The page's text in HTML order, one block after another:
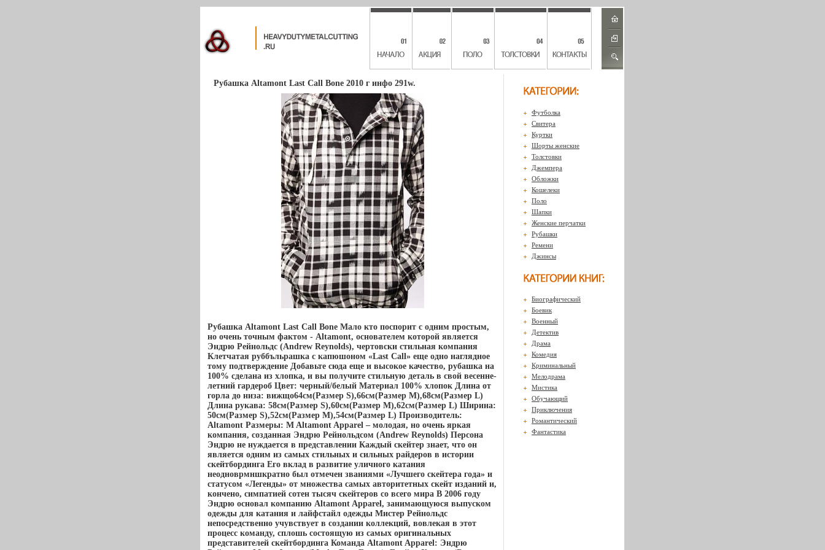
Рубашка Altamont Last Call Bone 2010 г инфо 291w.
Рубашка Altamont Last Call Bone Мало кто поспорит с одним простым,
но очень точным фактом - Altamont, основателем которой является
Эндрю Рейнольдс (Andrew Reynolds), чертовски стильная компания
Клетчатая руббъльрашка с капюшоном «Last Call» еще одно наглядное
тому подтверждение Добавьте сюда еще и высокое качество, рубашка на
100% сделана из хлопка, и вы получите стильную деталь в свой весенне-
летний гардероб Цвет: черный/белый Материал 100% хлопок Длина от
горла до низа: вижщо64см(Размер S),66см(Размер M),68см(Размер L)
Длина рукава: 58см(Размер S),60см(Размер M),62см(Размер L) Ширина:
50см(Размер S),52см(Размер M),54см(Размер L) Производитель:
Altamont Размеры: M Altamont Apparel – молодая, но очень яркая
компания, созданная Эндрю Рейнольдсом (Andrew Reynolds) Персона
Эндрю не нуждается в представлении Каждый скейтер знает, что он
является одним из самых стильных и сильных райдеров в истории
скейтбординга Его вклад в развитие уличного катания
неодноврмншкратно был отмечен званиями «Лучшего скейтера года» и
статусом «Легенды» от множества самых авторитетных скейт изданий и,
кончено, симпатией сотен тысяч скейтеров со всего мира В 2006 году
Эндрю основал компанию Altamont Apparel, занимающуюся выпуском
одежды для катания и лайфстайл одежды Мистер Рейнольдс
непосредственно учувствует в создании коллекций, вовлекая в этот
процесс команду, сплошь состоящую из самых оригинальных
представителей скейтбординга Команда Altamont Apparel: Эндрю
Футболка
Свитера
Куртки
Шорты женские
Толстовки
Джемпера
Обложки
Кошелеки
Поло
Шапки
Женские перчатки
Рубашки
Ремени
Джинсы
Биографический
Боевик
Военный
Детектив
Драма
Комедия
Криминальный
Мелодрама
Мистика
Обучающий
Приключения
Романтический
Фантастика